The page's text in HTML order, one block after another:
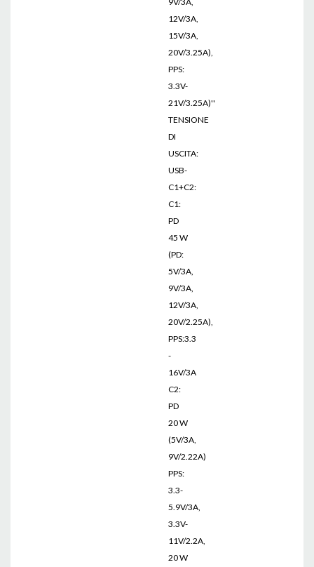
12V/3A,
15V/3A,
20V/3.25A),
PPS:
3.3V-
21V/3.25A)''
TENSIONE
DI
USCITA:
USB-
C1+C2:
C1:
PD
45 W
(PD:
5V/3A,
9V/3A,
12V/3A,
20V/2.25A),
PPS:3.3
-
16V/3A
C2:
PD
20 W
(5V/3A,
9V/2.22A)
PPS:
3.3-
5.9V/3A,
3.3V-
11V/2.2A,
20 W